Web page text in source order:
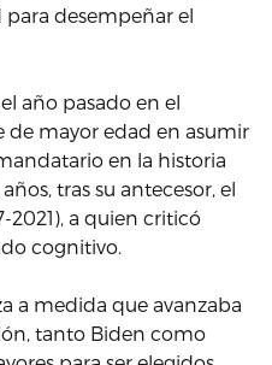
desempeñar el
año pasado en el
de mayor edad en asumir
en la historia
tras su antecesor, el
2021), a quien criticó
cognitivo.
a medida que avanzaba
tanto Biden como